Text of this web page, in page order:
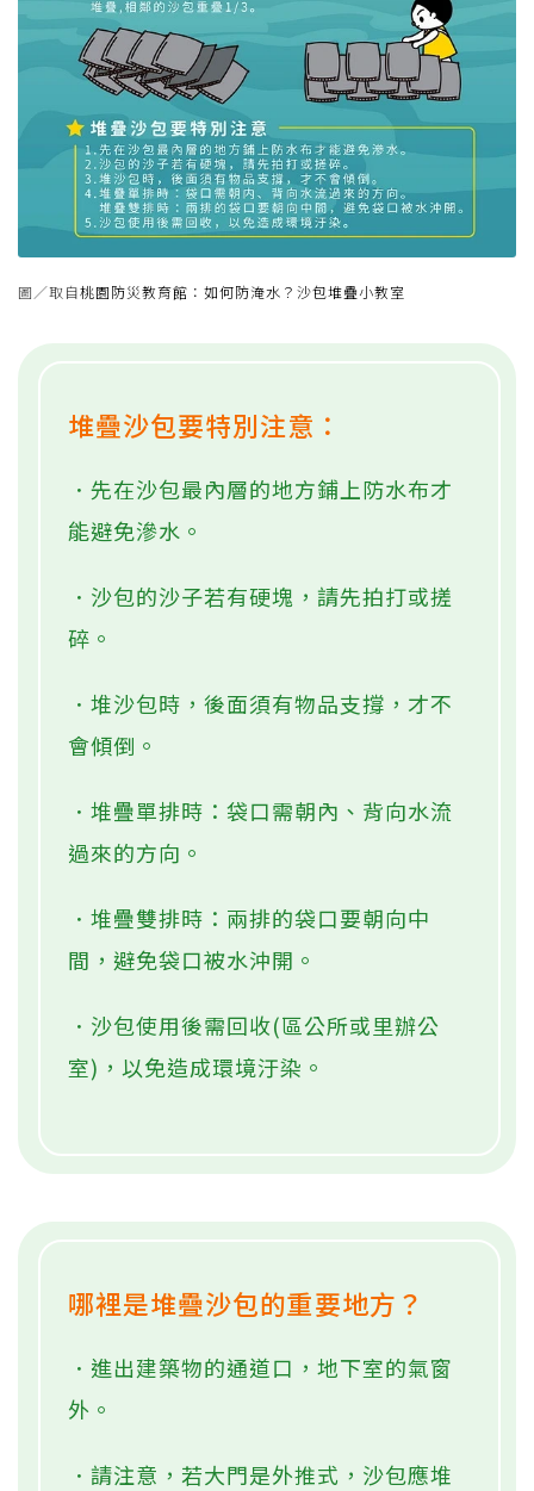
圖／取自桃園防災教育館：如何防淹水？沙包堆疊小教室
堆疊沙包要特別注意：
．先在沙包最內層的地方鋪上防水布才
能避免滲水。
．沙包的沙子若有硬塊，請先拍打或搓
碎。
．堆沙包時，後面須有物品支撐，才不
會傾倒。
．堆疊單排時：袋口需朝內、背向水流
過來的方向。
．堆疊雙排時：兩排的袋口要朝向中
間，避免袋口被水沖開。
．沙包使用後需回收(區公所或里辦公
室)，以免造成環境汙染。
哪裡是堆疊沙包的重要地方？
．進出建築物的通道口，地下室的氣窗
外。
．請注意，若大門是外推式，沙包應堆